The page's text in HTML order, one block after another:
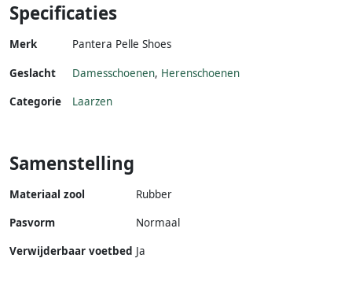
Specificaties
Merk Pantera Pelle Shoes
Geslacht Damesschoenen, Herenschoenen
Categorie
Laarzen
Samenstelling
Materiaal zool
Rubber
Pasvorm
Normaal
Verwijderbaar voetbed Ja